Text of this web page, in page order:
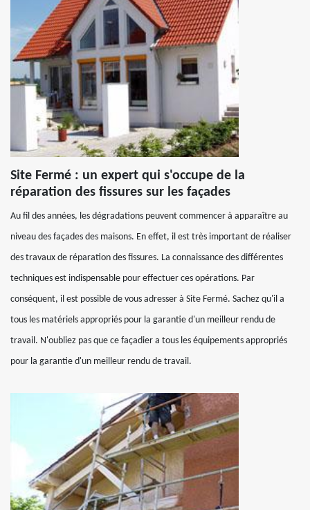
Site Fermé : un expert qui s'occupe de la
réparation des fissures sur les façades
Au fil des années, les dégradations peuvent commencer à apparaître au
niveau des façades des maisons. En effet, il est très important de réaliser
des travaux de réparation des fissures. La connaissance des différentes
techniques est indispensable pour effectuer ces opérations. Par
conséquent, il est possible de vous adresser à Site Fermé. Sachez qu'il a
tous les matériels appropriés pour la garantie d'un meilleur rendu de
travail. N'oubliez pas que ce façadier a tous les équipements appropriés
pour la garantie d'un meilleur rendu de travail.